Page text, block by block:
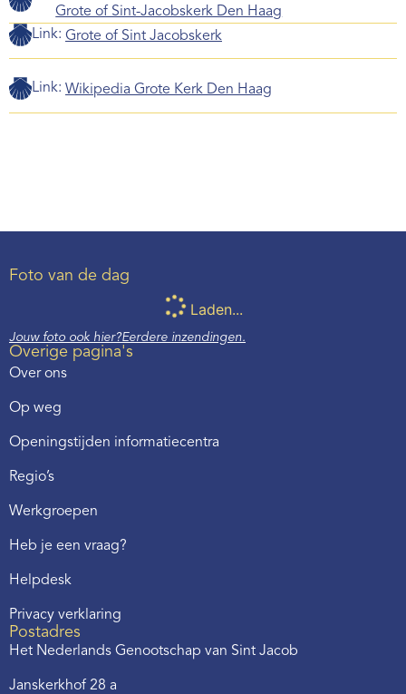
Grote of Sint-Jacobskerk Den Haag
Link: Grote of Sint Jacobskerk
Link: Wikipedia Grote Kerk Den Haag
Foto van de dag
Laden...
Jouw foto ook hier?Eerdere inzendingen.
Overige pagina's
Over ons
Op weg
Openingstijden informatiecentra
Regio’s
Werkgroepen
Heb je een vraag?
Helpdesk
Privacy verklaring
Postadres
Het Nederlands Genootschap van Sint Jacob
Janskerkhof 28 a